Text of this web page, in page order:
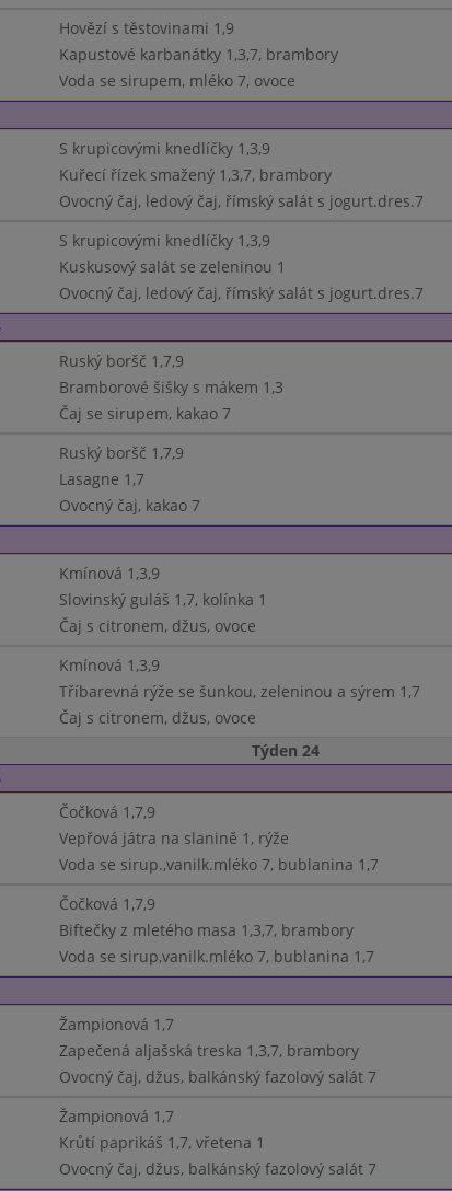
Hovězí s těstovinami 1,9
Kapustové karbanátky 1,3,7, brambory
Voda se sirupem, mléko 7, ovoce
S krupicovými knedlíčky 1,3,9
Kuřecí řízek smažený 1,3,7, brambory
Ovocný čaj, ledový čaj, římský salát s jogurt.dres.7
S krupicovými knedlíčky 1,3,9
Kuskusový salát se zeleninou 1
Ovocný čaj, ledový čaj, římský salát s jogurt.dres.7
Ruský boršč 1,7,9
Bramborové šišky s mákem 1,3
Čaj se sirupem, kakao 7
Ruský boršč 1,7,9
Lasagne 1,7
Ovocný čaj, kakao 7
Kmínová 1,3,9
Slovinský guláš 1,7, kolínka 1
Čaj s citronem, džus, ovoce
Kmínová 1,3,9
Tříbarevná rýže se šunkou, zeleninou a sýrem 1,7
Čaj s citronem, džus, ovoce
Týden 24
Čočková 1,7,9
Vepřová játra na slanině 1, rýže
Voda se sirup.,vanilk.mléko 7, bublanina 1,7
Čočková 1,7,9
Biftečky z mletého masa 1,3,7, brambory
Voda se sirup,vanilk.mléko 7, bublanina 1,7
Žampionová 1,7
Zapečená aljašská treska 1,3,7, brambory
Ovocný čaj, džus, balkánský fazolový salát 7
Žampionová 1,7
Krůtí paprikáš 1,7, vřetena 1
Ovocný čaj, džus, balkánský fazolový salát 7